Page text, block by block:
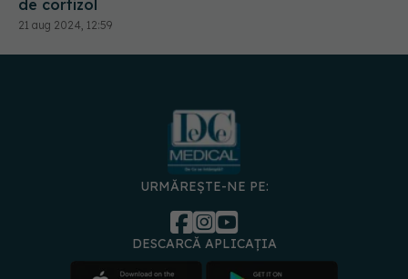
URMĂREȘTE-NE PE:
DESCARCĂ APLICAȚIA
Politica de Gestionați